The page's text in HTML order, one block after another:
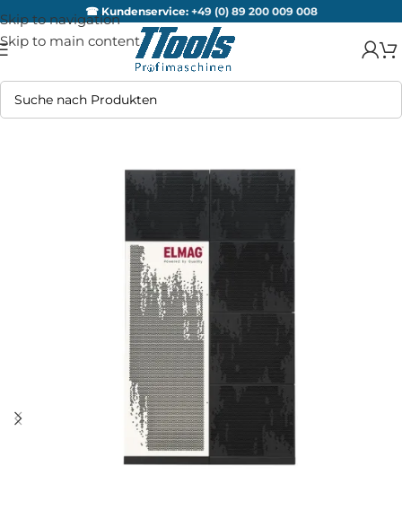
Skip to navigation
Skip to main content
☎ Kundenservice: +49 (0) 89 200 009 008